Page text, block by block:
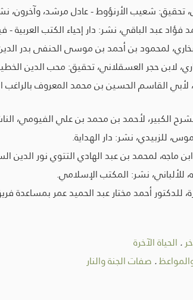
شعيب الأرنؤوط - عادل مرشد، وآخرون، نشر: مؤسسة
عبد الباقي، نشر: دار إحياء الكتب
لمحمود بن أحمد بن موسى الحنفى بدر الدين
لابن حجر العسقلاني، تحقيق: محب الدين الخطيب،
القاسم الحسين بن محمد المعروف بالراغب
الكبير، لأحمد بن محمد بن علي الفيومي،
للزبيدي، نشر: دار الهداية.
لمحمد بن عبد الهادي التتوي نور الدين
للألباني، نشر: المكتب الإسلامي.
أحمد مختار عبد الحميد عمر بمساعدة فريق عمل،
. الحياة الآخرة
. صفات الجنة والنار